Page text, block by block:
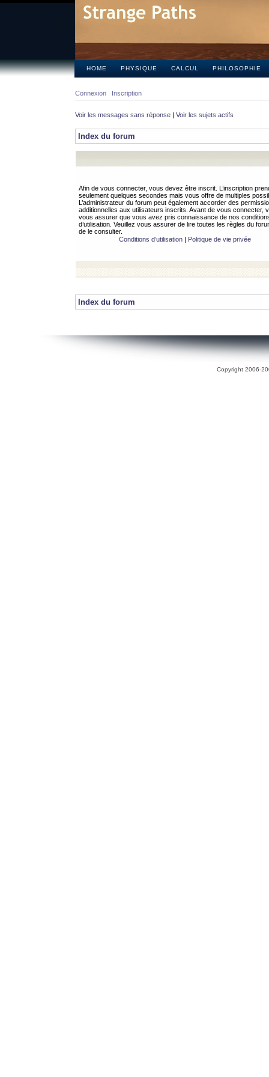
HOME PHYSIQUE CALCUL PHILOSOPHIE
Connexion Inscription
Voir les messages sans réponse | Voir les sujets actifs
Index du forum
Afin de vous connecter, vous devez être inscrit. L’inscription
seulement quelques secondes mais vous offre de multiples
L’administrateur du forum peut également accorder des
additionnelles aux utilisateurs inscrits. Avant de vous connecter,
vous assurer que vous avez pris connaissance de nos
d’utilisation. Veuillez vous assurer de lire toutes les règles du
de le consulter.
Conditions d’utilisation| Politique de vie privée
Index du forum
Copyright 2006-